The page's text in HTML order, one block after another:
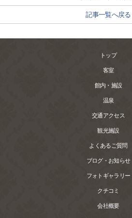
記事一覧へ戻る
トップ
客室
館内・施設
温泉
交通アクセス
観光施設
よくあるご質問
ブログ・お知らせ
フォトギャラリー
クチコミ
会社概要